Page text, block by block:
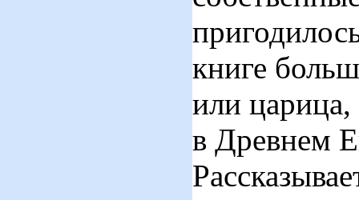
книге
или
в Древнем